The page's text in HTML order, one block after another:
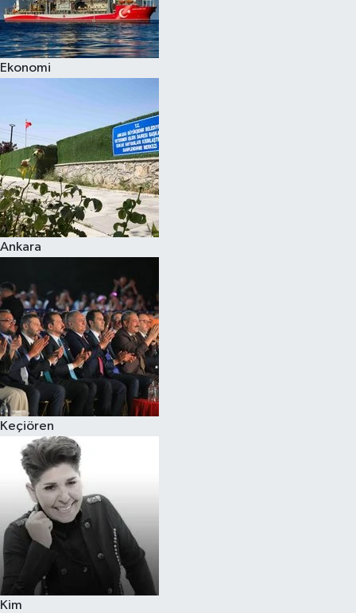
Ekonomi
Ankara
Keçiören
Kim
Spor
Burç Yorumları
Eğitim
Hava Durumu
Kadın
Kültür Sanat
Sağlık
Siyaset
Teknoloji
Televizyon
Yaşam-Çevre